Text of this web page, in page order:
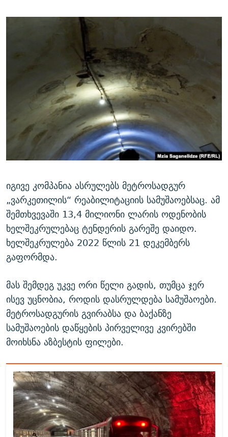
იგივე კომპანია ასრულებს მეტროსადგურ
„ვარკეთილის“ რეაბილიტაციის სამუშაოებსაც. ამ
შემთხვევაში 13,4 მილიონი ლარის ოდენობის
ხელშეკრულებაც ტენდერის გარეშე დაიდო.
ხელშეკრულება 2022 წლის 21 დეკემბერს
გაფორმდა.
მას შემდეგ უკვე ორი წელი გადის, თუმცა ჯერ
ისევ უცნობია, როდის დასრულდება სამუშაოები.
მეტროსადგურის გვირაბსა და ბაქანზე
სამუშაოების დაწყების პირველივე კვირებში
მოიხსნა აზბესტის ფილები.